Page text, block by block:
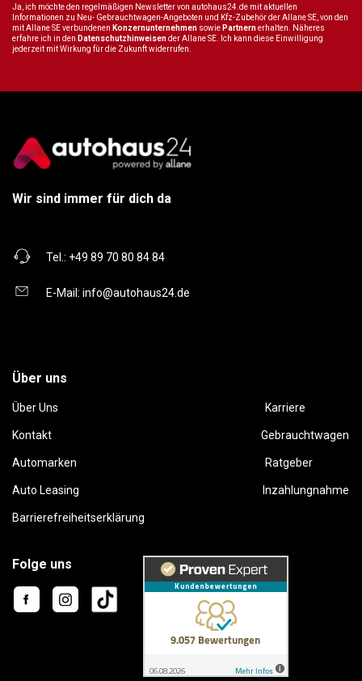
Ja, ich möchte den regelmäßigen Newsletter von autohaus24.de mit aktuellen
Informationen zu Neu- Gebrauchtwagen-Angeboten und Kfz-Zubehör der Allane SE, von den
mit Allane SE verbundenen Konzernunternehmen sowie Partnernerhalten. Näheres
erfahre ich in den Datenschutzhinweisender Allane SE. Ich kann diese Einwilligung
jederzeit mit Wirkung für die Zukunft widerrufen.
Wir sind immer für dich da
Tel.: +49 89 70 80 84 84
E-Mail: info@autohaus24.de
Über uns
Über Uns Karriere
Kontakt Gebrauchtwagen
Automarken Ratgeber
Auto Leasing Inzahlungnahme
Barrierefreiheitserklärung
Folge uns